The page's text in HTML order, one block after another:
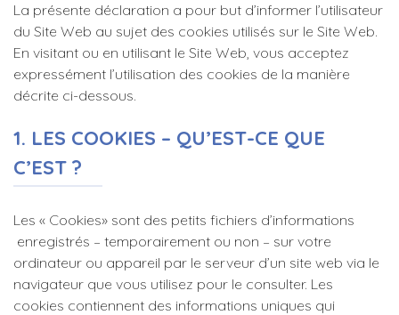
La présente déclaration a pour but d’informer l’utilisateur
du Site Web au sujet des cookies utilisés sur le Site Web.
En visitant ou en utilisant le Site Web, vous acceptez
expressément l’utilisation des cookies de la manière
décrite ci-dessous.
1. LES COOKIES – QU’EST-CE QUE
C’EST ?
Les « Cookies» sont des petits fichiers d’informations
enregistrés – temporairement ou non – sur votre
ordinateur ou appareil par le serveur d’un site web via le
navigateur que vous utilisez pour le consulter. Les
cookies contiennent des informations uniques qui